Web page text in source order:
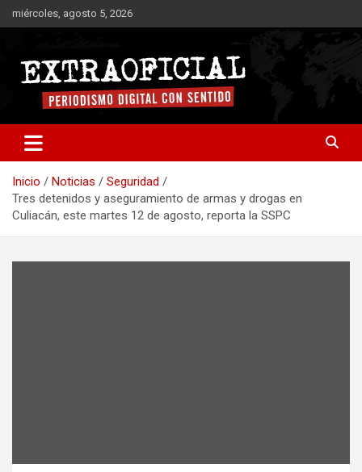
Saltar
al
miércoles, agosto 5, 2026
Extraoficial
Inicio Noticias
Seguridad
Tres detenidos y aseguramiento de armas y drogas en
Culiacán, este martes 12 de agosto, reporta la SSPC